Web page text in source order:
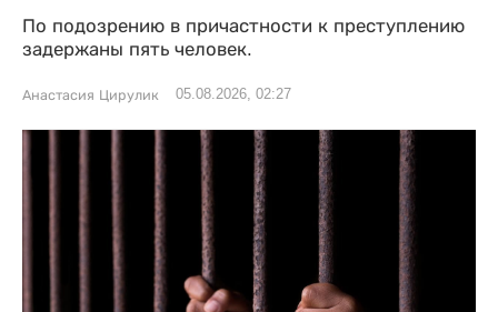
По подозрению в причастности к преступлению
задержаны пять человек.
Анастасия Цирулик 05.08.2026, 02:27